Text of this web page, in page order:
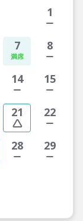
1
7 8
14 15
21 22
28 29